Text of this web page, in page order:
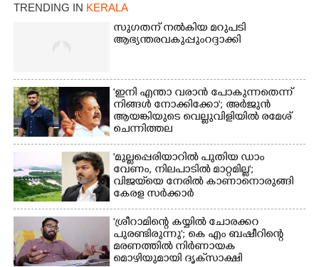
TRENDING IN KERALA
സുഗതന് നൽകിയ മറുപടി
ആഭ്യന്തരവകുപ്പും റദ്ദാക്കി
'ഇനി എന്താ വരാൻ പോകുന്നതെന്ന്
നിങ്ങൾ നോക്കിക്കോ'; അർജുൻ
ആയങ്കിയുടെ വെല്ലുവിളിയിൽ രമേശ്
ചെന്നിത്തല
'മുല്ലപ്പെരിയാറിൽ പുതിയ ഡാം
വേണം, നിലപാടിൽ മാറ്റമില്ല';
വിജയ്‌യെ നേരിൽ കാണാനൊരുങ്ങി
കേരള സർക്കാർ
'ശ്രീറാമിന്റെ കയ്യിൽ ചോരക്കറ
പുരണ്ടിരുന്നു'; കെ എം ബഷീറിന്റെ
മരണത്തിൽ നിർണായക
മൊഴിയുമായി ദൃക്‌സാക്ഷി